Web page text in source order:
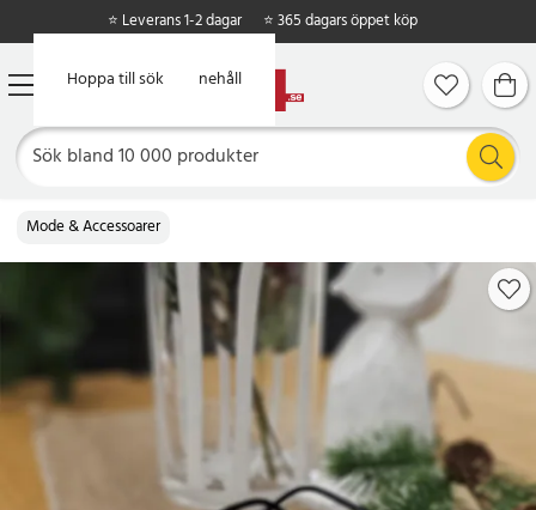
Hoppa till huvudinnehåll
Hoppa till sök
⭐ Leverans 1-2 dagar ⭐ 365 dagars öppet köp
Mode & Accessoarer